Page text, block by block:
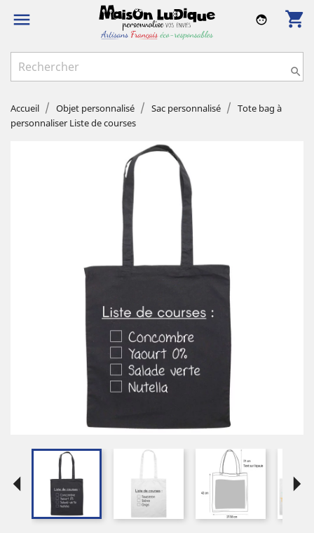
 shopping_cart
face

Accueil Objet personnalisé Sac personnalisé
Tote bag à
personnaliser Liste de courses
arrow_left arrow_right